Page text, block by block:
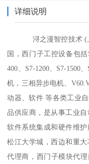
详细说明
浔之漫智控技术 (上
国，西门子工控设备包括
400、S7-1200、S7-1500
机，三相异步电机、
动器、软件 等各类工业
品供应商，是从事工业
软件系统集成和硬件维
松江大学城，西边和重
代理商，西门子模块代